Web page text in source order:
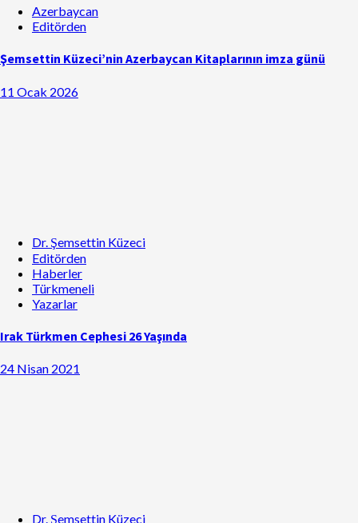
Azerbaycan
Editörden
Şemsettin Küzeci’nin Azerbaycan Kitaplarının imza günü
11 Ocak 2026
Dr. Şemsettin Küzeci
Editörden
Haberler
Türkmeneli
Yazarlar
Irak Türkmen Cephesi 26 Yaşında
24 Nisan 2021
Dr. Şemsettin Küzeci